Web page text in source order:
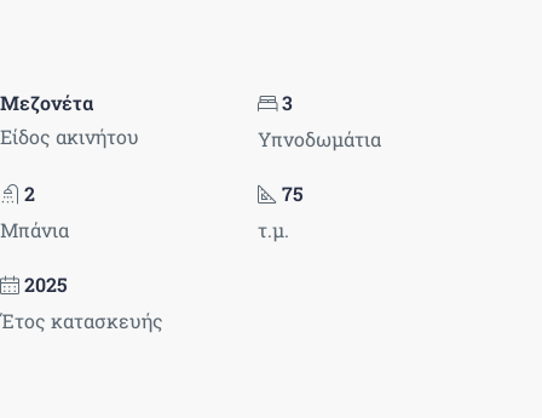
Μεζονέτα
Είδος ακινήτου
3
Υπνοδωμάτια
2
Μπάνια
75
τ.μ.
2025
Έτος κατασκευής